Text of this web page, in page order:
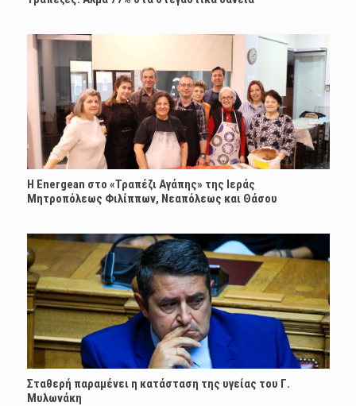
H Energean στο «Τραπέζι Αγάπης» της Ιεράς
Μητροπόλεως Φιλίππων, Νεαπόλεως και Θάσου
Σταθερή παραμένει η κατάσταση της υγείας του Γ.
Μυλωνάκη